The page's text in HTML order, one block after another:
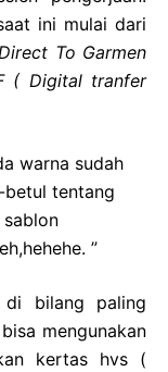
ini mulai dari
To Garmen
( Digital tranfer
warna sudah
betul tentang
sablon
”
bilang paling
mengunakan
kertas hvs (